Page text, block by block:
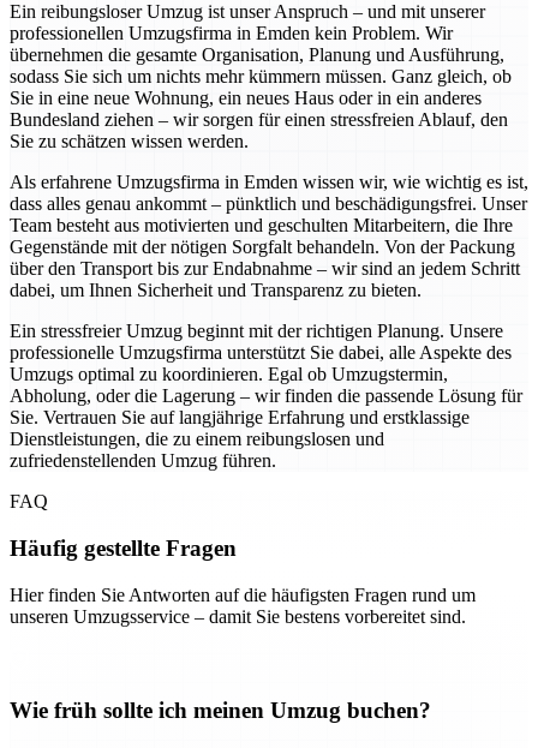
Ein reibungsloser Umzug ist unser Anspruch – und mit unserer
professionellen Umzugsfirma in Emden kein Problem. Wir
übernehmen die gesamte Organisation, Planung und Ausführung,
sodass Sie sich um nichts mehr kümmern müssen. Ganz gleich, ob
Sie in eine neue Wohnung, ein neues Haus oder in ein anderes
Bundesland ziehen – wir sorgen für einen stressfreien Ablauf, den
Sie zu schätzen wissen werden.
Als erfahrene Umzugsfirma in Emden wissen wir, wie wichtig es ist,
dass alles genau ankommt – pünktlich und beschädigungsfrei. Unser
Team besteht aus motivierten und geschulten Mitarbeitern, die Ihre
Gegenstände mit der nötigen Sorgfalt behandeln. Von der Packung
über den Transport bis zur Endabnahme – wir sind an jedem Schritt
dabei, um Ihnen Sicherheit und Transparenz zu bieten.
Ein stressfreier Umzug beginnt mit der richtigen Planung. Unsere
professionelle Umzugsfirma unterstützt Sie dabei, alle Aspekte des
Umzugs optimal zu koordinieren. Egal ob Umzugstermin,
Abholung, oder die Lagerung – wir finden die passende Lösung für
Sie. Vertrauen Sie auf langjährige Erfahrung und erstklassige
Dienstleistungen, die zu einem reibungslosen und
zufriedenstellenden Umzug führen.
FAQ
Häufig gestellte Fragen
Hier finden Sie Antworten auf die häufigsten Fragen rund um
unseren Umzugsservice – damit Sie bestens vorbereitet sind.
Wie früh sollte ich meinen Umzug buchen?